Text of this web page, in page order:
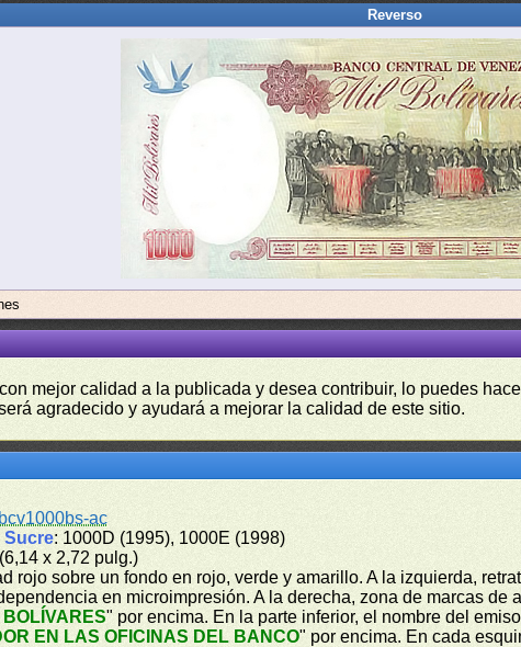
Reverso
mejor calidad a la publicada y desea contribuir, lo puedes
agradecido y ayudará a mejorar la calidad de este sitio.
ac
Sucre: 1000D (1995), 1000E (1998)
x 2,72 pulg.)
rojo sobre un fondo en rojo, verde y amarillo. A la izquierda,
en microimpresión. A la derecha, zona de marcas
BOLÍVARES" por encima. En la parte inferior, el nombre del
EN LAS OFICINAS DEL BANCO" por encima. En cada